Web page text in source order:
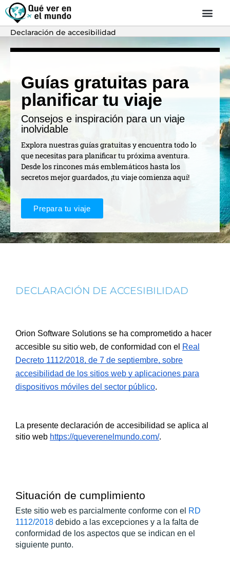
Declaración de accesibilidad
Guías gratuitas para
planificar tu viaje
Consejos e inspiración para un viaje
inolvidable
Explora nuestras guías gratuitas y encuentra todo lo
que necesitas para planificar tu próxima aventura.
Desde los rincones más emblemáticos hasta los
secretos mejor guardados, ¡tu viaje comienza aquí!
Prepara tu viaje
DECLARACIÓN DE ACCESIBILIDAD
Orion Software Solutions se ha comprometido a hacer
accesible su sitio web, de conformidad con el Real
Decreto 1112/2018, de 7 de septiembre, sobre
accesibilidad de los sitios web y aplicaciones para
dispositivos móviles del sector público.
La presente declaración de accesibilidad se aplica al
sitio web https://queverenelmundo.com/.
Situación de cumplimiento
Este sitio web es parcialmente conforme con el RD
1112/2018 debido a las excepciones y a la falta de
conformidad de los aspectos que se indican en el
siguiente punto.